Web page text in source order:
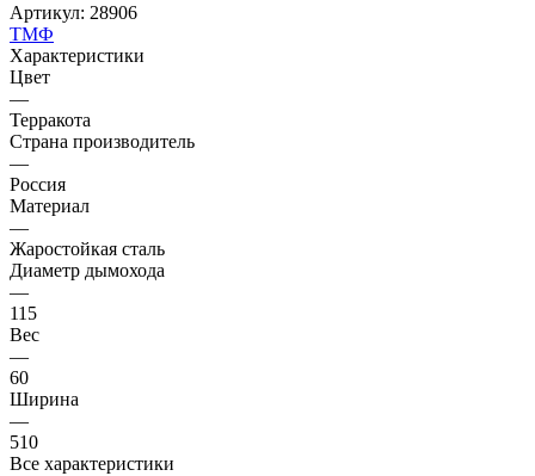
Артикул: 28906
ТМФ
Характеристики
Цвет
—
Терракота
Страна производитель
—
Россия
Материал
—
Жаростойкая сталь
Диаметр дымохода
—
115
Вес
—
60
Ширина
—
510
Все характеристики